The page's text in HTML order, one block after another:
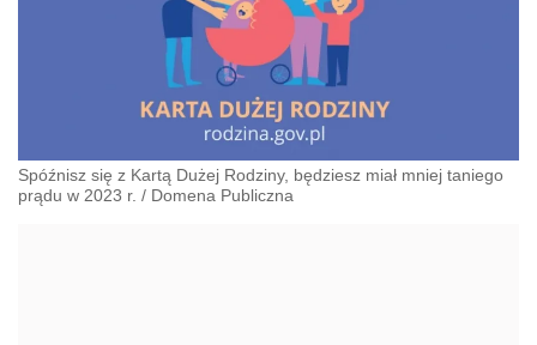
Spóźnisz się z Kartą Dużej Rodziny, będziesz miał mniej taniego
prądu w 2023 r. / Domena Publiczna